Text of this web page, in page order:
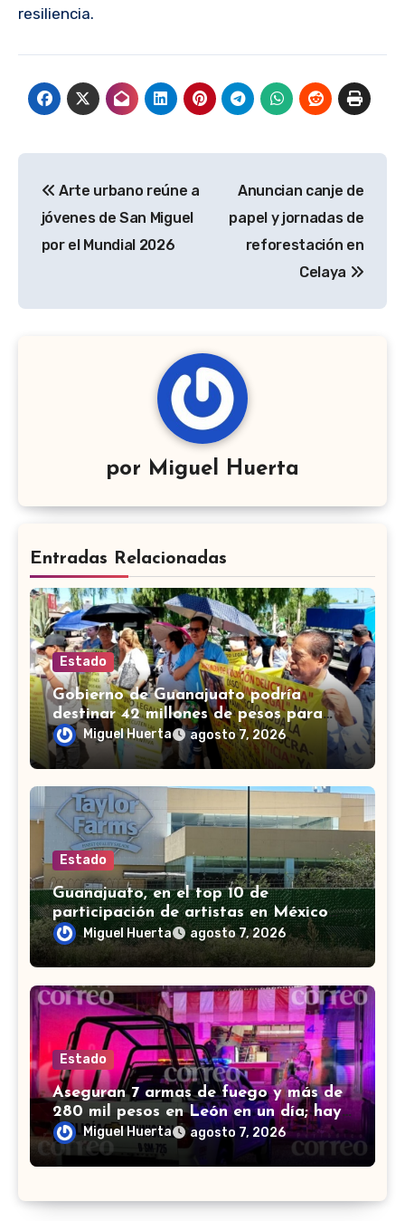
resiliencia.
de
entradas
Arte urbano reúne a
jóvenes de San Miguel
por el Mundial 2026
Anuncian canje de
papel y jornadas de
reforestación en
Celaya
por Miguel Huerta
Entradas Relacionadas
Estado
Gobierno de Guanajuato podría
destinar 42 millones de pesos para
víctimas de Punto Legal
Miguel Huerta agosto 7, 2026
Estado
Guanajuato, en el top 10 de
participación de artistas en México
Canta, señalan en mañanera
Miguel Huerta agosto 7, 2026
Estado
Aseguran 7 armas de fuego y más de
280 mil pesos en León en un día; hay
4 detenidos
Miguel Huerta agosto 7, 2026